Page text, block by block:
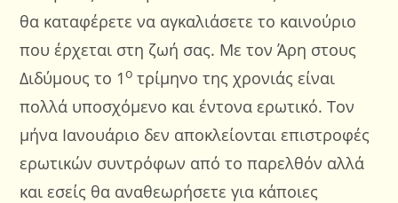
θα καταφέρετε να αγκαλιάσετε το καινούριο
που έρχεται στη ζωή σας. Με τον Άρη στους
Διδύμους το 1ο τρίμηνο της χρονιάς είναι
πολλά υποσχόμενο και έντονα ερωτικό. Τον
μήνα Ιανουάριο δεν αποκλείονται επιστροφές
ερωτικών συντρόφων από το παρελθόν αλλά
και εσείς θα αναθεωρήσετε για κάποιες